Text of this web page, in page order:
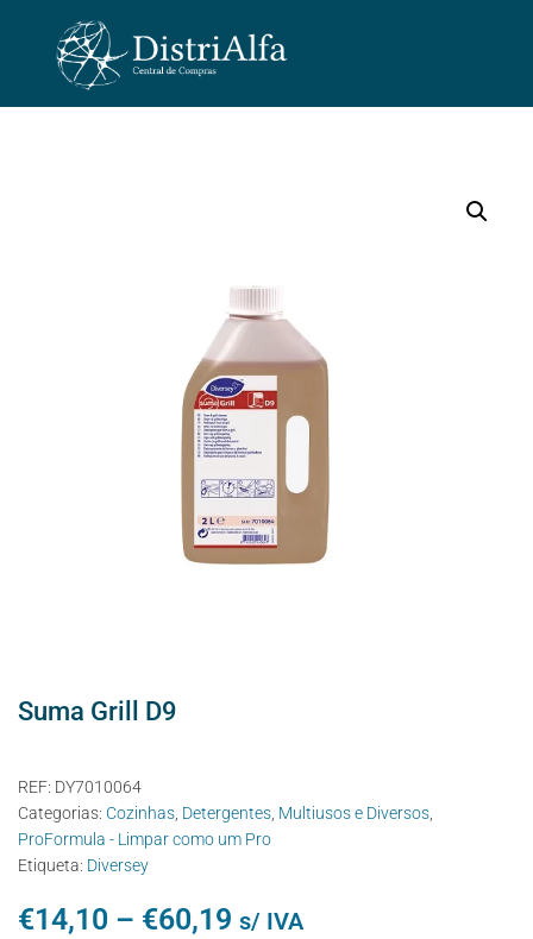
Suma Grill D9
REF: DY7010064
Categorias: Cozinhas, Detergentes, Multiusos e Diversos,
ProFormula - Limpar como um Pro
Etiqueta: Diversey
€14,10 – €60,19 s/ IVA